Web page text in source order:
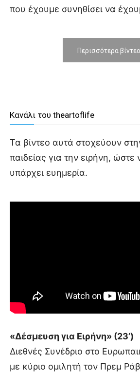
που έχουμε συνηθίσει να
Περισσότερα βίντεο
Κανάλι του theartoflife
Τα βίντεο αυτά στοχεύουν
παιδείας για την ειρήνη, ώστε
υπάρχει ευημερία.
«Δέσμευση για Ειρήνη» (23’)
Διεθνές Συνέδριο στο
με κύριο ομιλητή τον Πρεμ